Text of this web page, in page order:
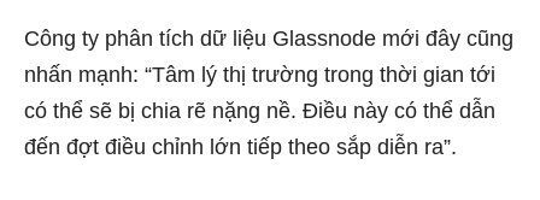
Công ty phân tích dữ liệu Glassnode mới đây cũng
nhấn mạnh: “Tâm lý thị trường trong thời gian tới
có thể sẽ bị chia rẽ nặng nề. Điều này có thể dẫn
đến đợt điều chỉnh lớn tiếp theo sắp diễn ra”.